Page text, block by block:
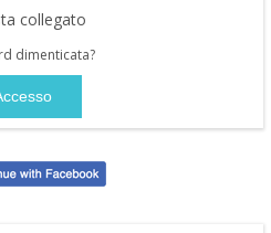
collegato
dimenticata?